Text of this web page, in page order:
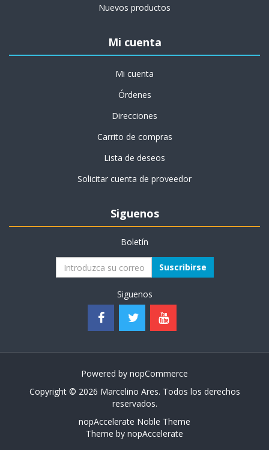
Nuevos productos
Mi cuenta
Mi cuenta
Órdenes
Direcciones
Carrito de compras
Lista de deseos
Solicitar cuenta de proveedor
Siguenos
Boletín
Suscribirse
Siguenos
Powered by nopCommerce
Copyright © 2026 Marcelino Ares. Todos los derechos
reservados.
nopAccelerate Noble Theme
Theme by nopAccelerate